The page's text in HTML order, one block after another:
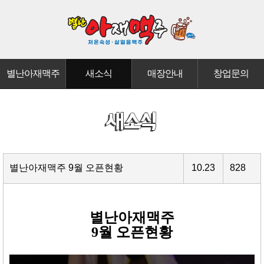
별난아재맥주 새소식 매장안내 창업문의
별난아재맥주 9월 오픈현황 10.23 828
별난아재맥주
9월 오픈현황